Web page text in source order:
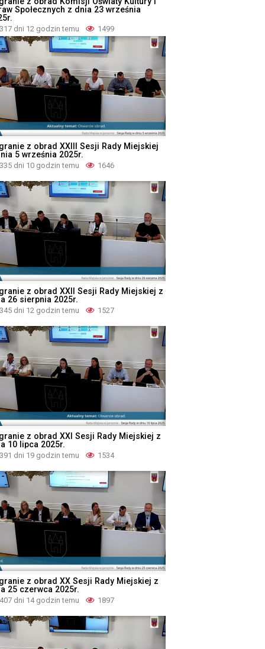
Społecznych z dnia 23 września
317 dni 12 godzin temu 1499
z obrad XXIII Sesji Rady Miejskiej
5 września 2025r.
335 dni 10 godzin temu 1646
z obrad XXII Sesji Rady Miejskiej z
26 sierpnia 2025r.
345 dni 12 godzin temu 1527
z obrad XXI Sesji Rady Miejskiej z
10 lipca 2025r.
391 dni 19 godzin temu 1534
z obrad XX Sesji Rady Miejskiej z
25 czerwca 2025r.
407 dni 14 godzin temu 1897